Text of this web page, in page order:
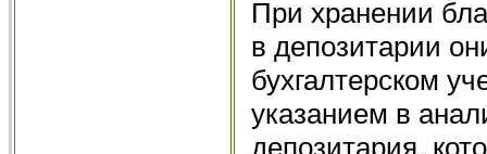
При хранении
в депозитарии
бухгалтерском
указанием в
депозитария,